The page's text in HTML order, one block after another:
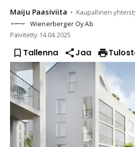
Maiju Paasiviita
Kaupallinen
Wienerberger Oy Ab
Päivitetty 14.04.2025
Tallenna Jaa